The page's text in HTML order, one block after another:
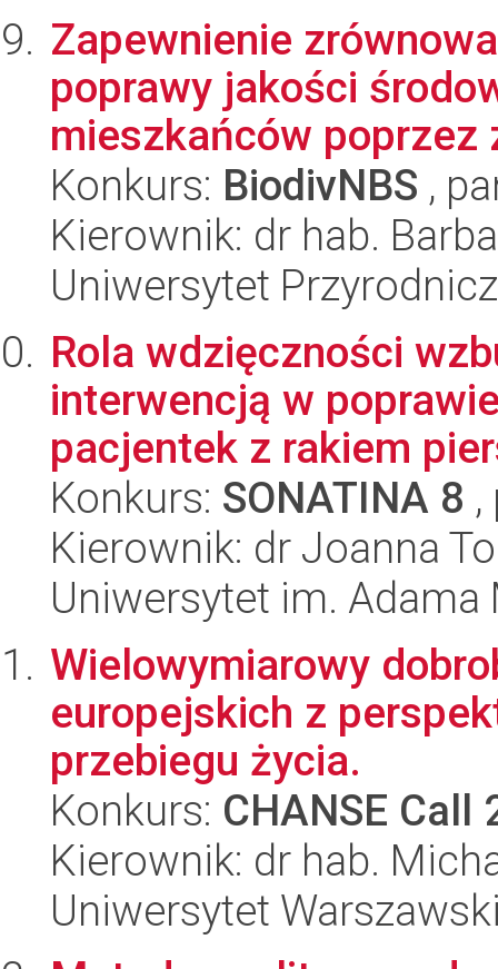
Zapewnienie
poprawy jakości
mieszkańców poprzez
Konkurs: BiodivNBS ,
Kierownik: dr hab.
Uniwersytet
Rola wdzięczności
interwencją w
pacjentek z rakiem
Konkurs: SONATINA 8
Kierownik: dr Joanna
Uniwersytet im.
Wielowymiarowy
europejskich z
przebiegu życia.
Konkurs: CHANSE Call
Kierownik: dr hab.
Uniwersytet